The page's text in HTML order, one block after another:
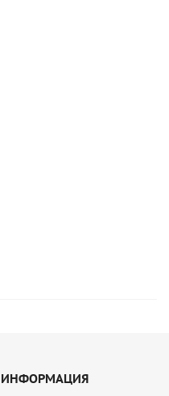
ИНФОРМАЦИЯ